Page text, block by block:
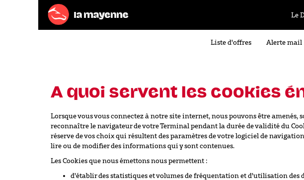
Le
Liste d'offres Alerte mail
A quoi servent les cookies
Lorsque vous vous connectez à notre site internet, nous pouvons être
reconnaître le navigateur de votre Terminal pendant la durée de validité du
réserve de vos choix qui résultent des paramètres de votre logiciel de
lire ou de modifier des informations qui y sont contenues.
Les Cookies que nous émettons nous permettent :
d'établir des statistiques et volumes de fréquentation et d'utilisation des